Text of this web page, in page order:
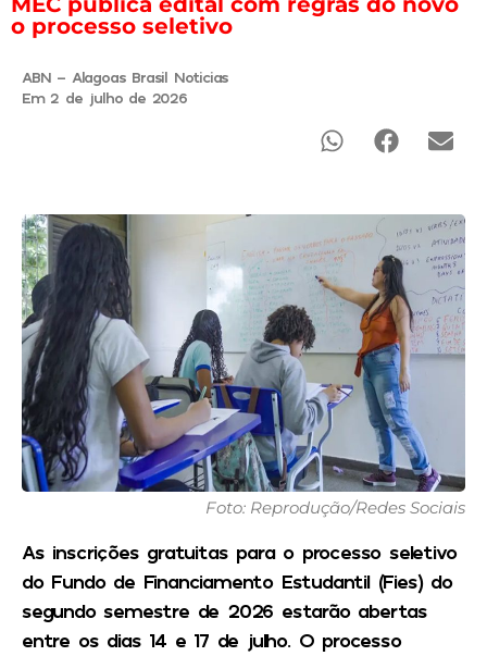
o processo seletivo
ABN - Alagoas Brasil Noticias
Em 2 de julho de 2026
Foto: Reprodução/Redes Sociais
As inscrições gratuitas para o processo seletivo
do Fundo de Financiamento Estudantil (Fies) do
segundo semestre de 2026 estarão abertas
entre os dias 14 e 17 de julho. O processo